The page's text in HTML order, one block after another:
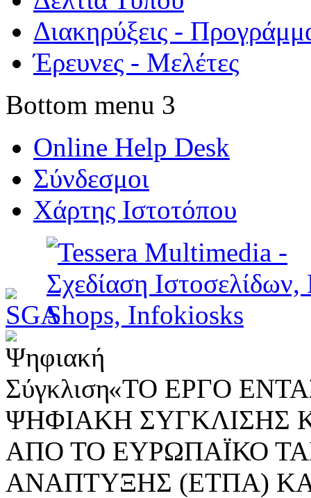
Διακηρύξεις -
Έρευνες - Μελέτες
Bottom menu 3
Online Help Desk
Σύνδεσμοι
Χάρτης Ιστοτόπου
«ΤΟ ΕΡΓΟ
ΨΗΦΙΑΚΗ ΣΥΓΚΛΙΣΗΣ
ΑΠΟ ΤΟ ΕΥΡΩΠΑΪΚΟ
ΑΝΑΠΤΥΞΗΣ (ΕΤΠΑ)